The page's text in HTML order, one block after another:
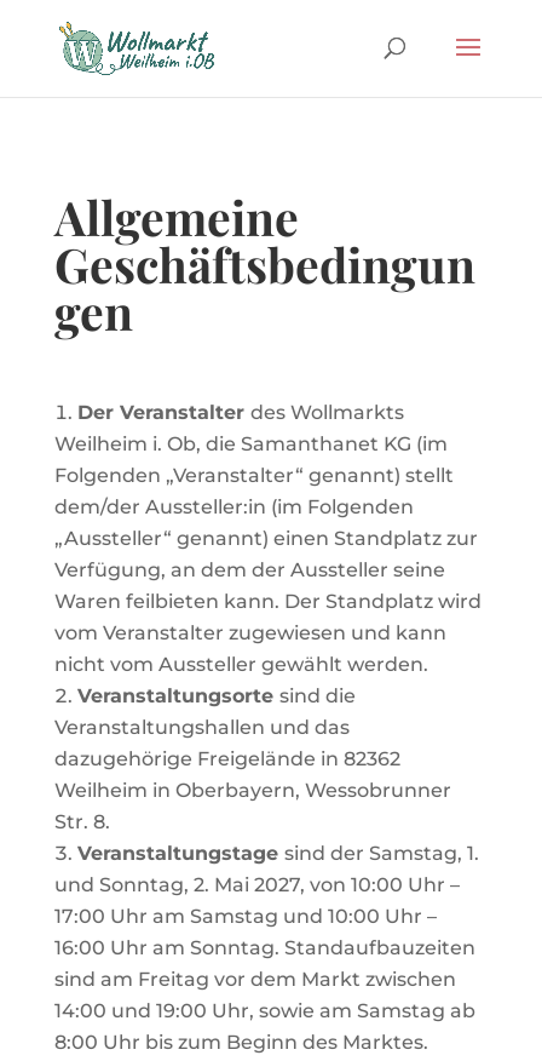
Allgemeine
Geschäftsbedingun
gen
Der Veranstalter des Wollmarkts
Weilheim i. Ob, die Samanthanet KG (im
Folgenden „Veranstalter“ genannt) stellt
dem/der Aussteller:in (im Folgenden
„Aussteller“ genannt) einen Standplatz zur
Verfügung, an dem der Aussteller seine
Waren feilbieten kann. Der Standplatz wird
vom Veranstalter zugewiesen und kann
nicht vom Aussteller gewählt werden.
Veranstaltungsorte sind die
Veranstaltungshallen und das
dazugehörige Freigelände in 82362
Weilheim in Oberbayern, Wessobrunner
Str. 8.
Veranstaltungstage sind der Samstag, 1.
und Sonntag, 2. Mai 2027, von 10:00 Uhr –
17:00 Uhr am Samstag und 10:00 Uhr –
16:00 Uhr am Sonntag. Standaufbauzeiten
sind am Freitag vor dem Markt zwischen
14:00 und 19:00 Uhr, sowie am Samstag ab
8:00 Uhr bis zum Beginn des Marktes.